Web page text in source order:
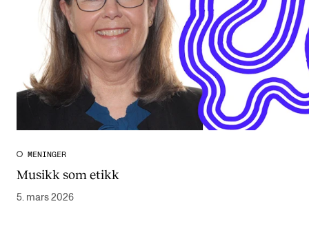
MENINGER
Musikk som etikk
5. mars 2026